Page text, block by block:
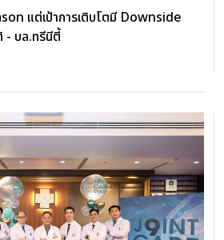
แต่เป้าการเติบโตมี Downside
- บล.ทรีนีตี้